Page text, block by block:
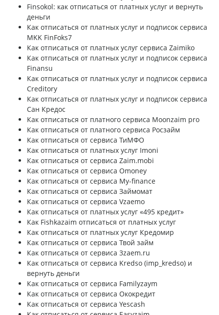
Finsokol: как отписаться от платных услуг и вернуть
деньги
Как отписаться от платных услуг и подписок сервиса
MKK FinFoks7
Как отписаться от платных услуг сервиса Zaimiko
Как отписаться от платных услуг и подписок сервиса
Finansu
Как отписаться от платных услуг и подписок сервиса
Creditory
Как отписаться от платных услуг и подписок сервиса
Сан Кредос
Как отписаться от платного сервиса Moonzaim pro
Как отписаться от платного сервиса Росзайм
Как отписаться от сервиса ТиМФО
Как отписаться от платных услуг Imoni
Как отписаться от сервиса Zaim.mobi
Как отписаться от сервиса Omoney
Как отписаться от сервиса My-finance
Как отписаться от сервиса Займомат
Как отписаться от сервиса Vzaemo
Как отписаться от платных услуг «495 кредит»
Как Fishkazaim отписаться от платных услуг
Как отписаться от платных услуг Кредомир
Как отписаться от сервиса Твой займ
Как отписаться от сервиса 3zaem.ru
Как отписаться от сервиса Kredso (imp_kredso) и
вернуть деньги
Как отписаться от сервиса Familyzaym
Как отписаться от сервиса Ококредит
Как отписаться от сервиса Yescash